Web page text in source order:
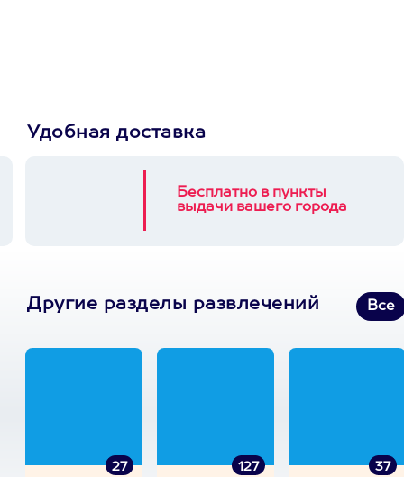
Удобная доставка
Бесплатно в пункты
выдачи вашего города
Другие разделы развлечений Все
27
127
37